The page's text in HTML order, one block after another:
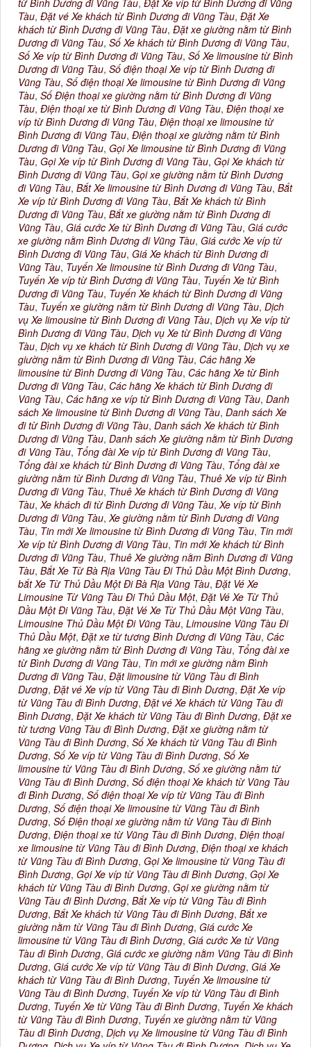
từ Bình Dương đi Vũng Tàu, Đặt Xe víp từ Bình Dương đi Vũng
Tàu, Đặt vé Xe khách từ Bình Dương đi Vũng Tàu, Đặt Xe
khách từ Bình Dương đi Vũng Tàu, Đặt xe giường nằm từ Bình
Dương đi Vũng Tàu, Số Xe khách từ Bình Dương đi Vũng Tàu,
Số Xe víp từ Bình Dương đi Vũng Tàu, Số Xe limousine từ Bình
Dương đi Vũng Tàu, Số điện thoại Xe víp từ Bình Dương đi
Vũng Tàu, Số điện thoại Xe limousine từ Bình Dương đi Vũng
Tàu, Số Điện thoại xe giường nằm từ Bình Dương đi Vũng
Tàu, Điện thoại xe từ Bình Dương đi Vũng Tàu, Điện thoại xe
víp từ Bình Dương đi Vũng Tàu, Điện thoại xe limousine từ
Bình Dương đi Vũng Tàu, Điện thoại xe giường nằm từ Bình
Dương đi Vũng Tàu, Gọi Xe limousine từ Bình Dương đi Vũng
Tàu, Gọi Xe víp từ Bình Dương đi Vũng Tàu, Gọi Xe khách từ
Bình Dương đi Vũng Tàu, Gọi xe giường nằm từ Bình Dương
đi Vũng Tàu, Bắt Xe limousine từ Bình Dương đi Vũng Tàu, Bắt
Xe víp từ Bình Dương đi Vũng Tàu, Bắt Xe khách từ Bình
Dương đi Vũng Tàu, Bắt xe giường nằm từ Bình Dương đi
Vũng Tàu, Giá cước Xe từ Bình Dương đi Vũng Tàu, Giá cước
xe giường nằm Bình Dương đi Vũng Tàu, Giá cước Xe víp từ
Bình Dương đi Vũng Tàu, Giá Xe khách từ Bình Dương đi
Vũng Tàu, Tuyến Xe limousine từ Bình Dương đi Vũng Tàu,
Tuyến Xe víp từ Bình Dương đi Vũng Tàu, Tuyến Xe từ Bình
Dương đi Vũng Tàu, Tuyến Xe khách từ Bình Dương đi Vũng
Tàu, Tuyến xe giường nằm từ Bình Dương đi Vũng Tàu, Dịch
vụ Xe limousine từ Bình Dương đi Vũng Tàu, Dịch vụ Xe víp từ
Bình Dương đi Vũng Tàu, Dịch vụ Xe từ Bình Dương đi Vũng
Tàu, Dịch vụ xe khách từ Bình Dương đi Vũng Tàu, Dịch vụ xe
giường nằm từ Bình Dương đi Vũng Tàu, Các hãng Xe
limousine từ Bình Dương đi Vũng Tàu, Các hãng Xe từ Bình
Dương đi Vũng Tàu, Các hãng Xe khách từ Bình Dương đi
Vũng Tàu, Các hãng xe víp từ Bình Dương đi Vũng Tàu, Danh
sách Xe limousine từ Bình Dương đi Vũng Tàu, Danh sách Xe
đi từ Bình Dương đi Vũng Tàu, Danh sách Xe khách từ Bình
Dương đi Vũng Tàu, Danh sách Xe giường nằm từ Bình Dương
đi Vũng Tàu, Tổng đài Xe víp từ Bình Dương đi Vũng Tàu,
Tổng đài xe khách từ Bình Dương đi Vũng Tàu, Tổng đài xe
giường nằm từ Bình Dương đi Vũng Tàu, Thuê Xe víp từ Bình
Dương đi Vũng Tàu, Thuê Xe khách từ Bình Dương đi Vũng
Tàu,Xe khách đi từ Bình Dương đi Vũng Tàu,Xe víp từ Bình
Dương đi Vũng Tàu,Xe giường nằm từ Bình Dương đi Vũng
Tàu, Tin mới Xe limousine từ Bình Dương đi Vũng Tàu, Tin mới
Xe víp từ Bình Dương đi Vũng Tàu, Tin mới Xe khách từ Bình
Dương đi Vũng Tàu, Thuê Xe giường nằm Bình Dương đi Vũng
Tàu, Bắt Xe Từ Bà Rịa Vũng Tàu Đi Thủ Dầu Một Bình Dương,
bắt Xe Từ Thủ Dầu Một Đi Bà Rịa Vũng Tàu, Đặt Vé Xe
Limousine Từ Vũng Tàu Đi Thủ Dầu Một, Đặt Vé Xe Từ Thủ
Dầu Một Đi Vũng Tàu, Đặt Vé Xe Từ Thủ Dầu Một Vũng Tàu,
Limousine Thủ Dầu Một Đi Vũng Tàu, Limousine Vũng Tàu Đi
Thủ Dầu Một, Đặt xe từ tương Bình Dương đi Vũng Tàu, Các
hãng xe giường nằm từ Bình Dương đi Vũng Tàu, Tổng đài xe
từ Bình Dương đi Vũng Tàu, Tin mới xe giường nằm Bình
Dương đi Vũng Tàu, Đặt limousine từ Vũng Tàu đi Bình
Dương, Đặt vé Xe víp từ Vũng Tàu đi Bình Dương, Đặt Xe víp
từ Vũng Tàu đi Bình Dương, Đặt vé Xe khách từ Vũng Tàu đi
Bình Dương, Đặt Xe khách từ Vũng Tàu đi Bình Dương, Đặt xe
từ tương Vũng Tàu đi Bình Dương, Đặt xe giường nằm từ
Vũng Tàu đi Bình Dương, Số Xe khách từ Vũng Tàu đi Bình
Dương, Số Xe víp từ Vũng Tàu đi Bình Dương, Số Xe
limousine từ Vũng Tàu đi Bình Dương, Số xe giường nằm từ
Vũng Tàu đi Bình Dương, Số điện thoại Xe khách từ Vũng Tàu
đi Bình Dương, Số điện thoại Xe víp từ Vũng Tàu đi Bình
Dương, Số điện thoại Xe limousine từ Vũng Tàu đi Bình
Dương, Số Điện thoại xe giường nằm từ Vũng Tàu đi Bình
Dương, Điện thoại xe từ Vũng Tàu đi Bình Dương, Điện thoại
xe limousine từ Vũng Tàu đi Bình Dương, Điện thoại xe khách
từ Vũng Tàu đi Bình Dương, Gọi Xe limousine từ Vũng Tàu đi
Bình Dương, Gọi Xe víp từ Vũng Tàu đi Bình Dương, Gọi Xe
khách từ Vũng Tàu đi Bình Dương, Gọi xe giường nằm từ
Vũng Tàu đi Bình Dương, Bắt Xe víp từ Vũng Tàu đi Bình
Dương, Bắt Xe khách từ Vũng Tàu đi Bình Dương, Bắt xe
giường nằm từ Vũng Tàu đi Bình Dương, Giá cước Xe
limousine từ Vũng Tàu đi Bình Dương, Giá cước Xe từ Vũng
Tàu đi Bình Dương, Giá cước xe giường nằm Vũng Tàu đi Bình
Dương, Giá cước Xe víp từ Vũng Tàu đi Bình Dương, Giá Xe
khách từ Vũng Tàu đi Bình Dương, Tuyến Xe limousine từ
Vũng Tàu đi Bình Dương, Tuyến Xe víp từ Vũng Tàu đi Bình
Dương, Tuyến Xe từ Vũng Tàu đi Bình Dương, Tuyến Xe khách
từ Vũng Tàu đi Bình Dương, Tuyến xe giường nằm từ Vũng
Tàu đi Bình Dương, Dịch vụ Xe limousine từ Vũng Tàu đi Bình